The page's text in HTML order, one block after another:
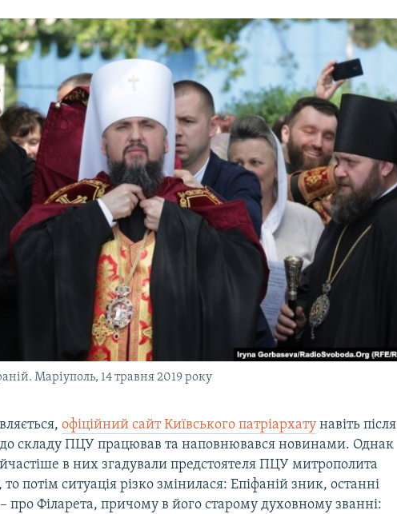
Маріуполь, 14 травня 2019 року
офіційний сайт Київського патріархату навіть після
складу ПЦУ працював та наповнювався новинами. Однак
в них згадували предстоятеля ПЦУ митрополита
то потім ситуація різко змінилася: Епіфаній зник, останні
про Філарета, причому в його старому духовному званні: